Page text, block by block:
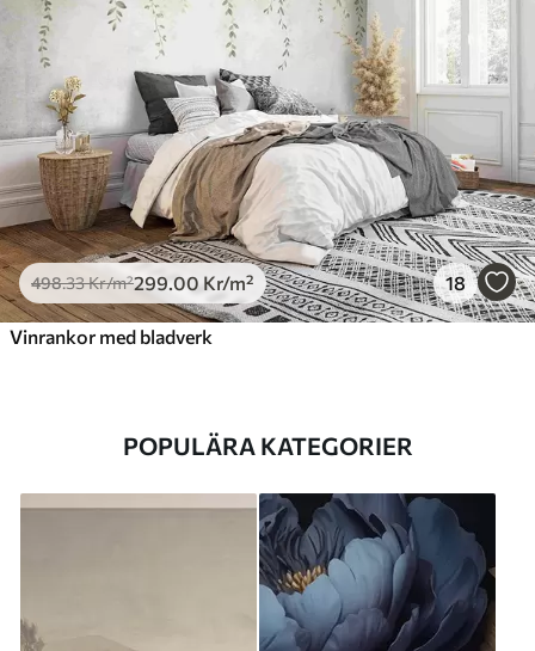
498.33Kr/m²299 .00 Kr/m² 18
Vinrankor med bladverk
POPULÄRA KATEGORIER